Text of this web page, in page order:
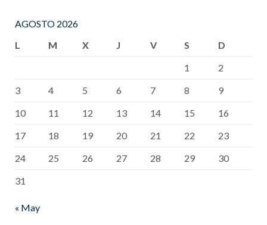
AGOSTO 2026
L
M X J V S
D
1
2
3
4 5 6 7 8
9
10
11 12 13 14 15
16
17
18 19 20 21 22
23
24
25 26 27 28 29
30
31
« May